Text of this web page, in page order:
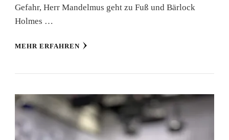
Gefahr, Herr Mandelmus geht zu Fuß und Bärlock
Holmes …
MEHR ERFAHREN